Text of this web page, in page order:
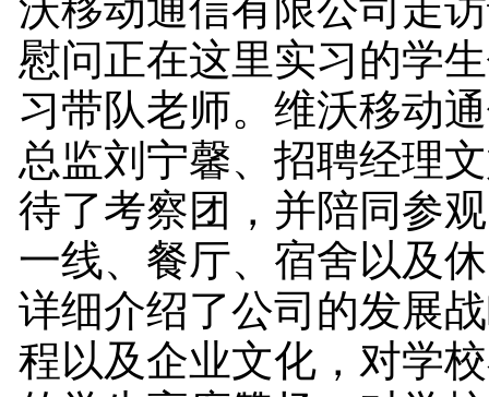
慰问正在这里实习的学
习带队老师。维沃移动
总监刘宁馨、招聘经理
待了考察团，并陪同参
一线、餐厅、宿舍以及
详细介绍了公司的发展
程以及企业文化，对学